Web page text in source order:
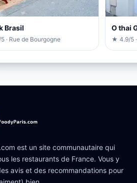
Brasil
· Rue de Bourgogne
O thai
★ 4.9/5
est un site communautaire qui
les restaurants de France. Vous y
avis et des recommandations pour